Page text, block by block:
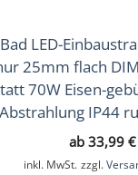
Bad LED-
25mm flach
70W Eisen-
Abstrahlung IP44
ab 33,99 €
inkl. MwSt. zzgl.